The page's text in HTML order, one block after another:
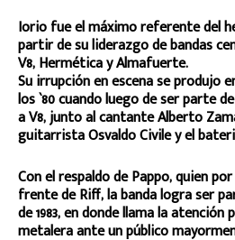
Iorio fue el máximo referente del
partir de su liderazgo de bandas
V8, Hermética y Almafuerte.
Su irrupción en escena se produjo
los `80 cuando luego de ser parte
a V8, junto al cantante Alberto
guitarrista Osvaldo Civile y el
Con el respaldo de Pappo, quien
frente de Riff, la banda logra ser
de 1983, en donde llama la
metalera ante un público